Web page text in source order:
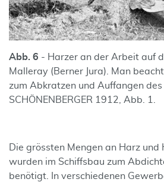
Abb. 6 - Harzer an der Arbeit auf
Malleray (Berner Jura). Man
zum Abkratzen und Auffangen des
SCHÖNENBERGER 1912, Abb. 1.
Die grössten Mengen an Harz
wurden im Schiffsbau zum
benötigt. In verschiedenen